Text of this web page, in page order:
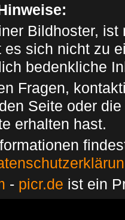
Bildhoster,
es sich nicht zu
bedenkliche
Fragen,
Seite oder
erhalten hast.
- picr.de ist ein